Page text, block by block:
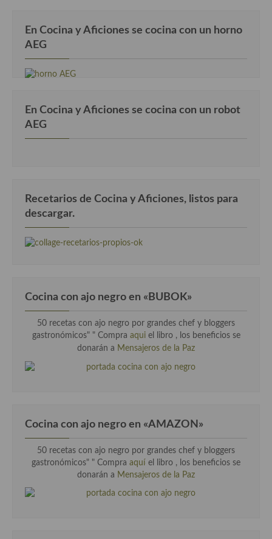
En Cocina y Aficiones se cocina con un horno
AEG
En Cocina y Aficiones se cocina con un robot
AEG
Recetarios de Cocina y Aficiones, listos para
descargar.
Cocina con ajo negro en «BUBOK»
50 recetas con ajo negro por grandes chef y bloggers
gastronómicos" " Compra aqui el libro , los beneficios se
donarán a Mensajeros de la Paz
Cocina con ajo negro en «AMAZON»
50 recetas con ajo negro por grandes chef y bloggers
gastronómicos" " Compra aquí el libro , los beneficios se
donarán a Mensajeros de la Paz